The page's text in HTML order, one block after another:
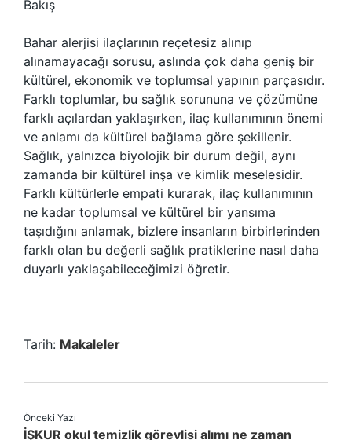
Bakış
Bahar alerjisi ilaçlarının reçetesiz alınıp
alınamayacağı sorusu, aslında çok daha geniş bir
kültürel, ekonomik ve toplumsal yapının parçasıdır.
Farklı toplumlar, bu sağlık sorununa ve çözümüne
farklı açılardan yaklaşırken, ilaç kullanımının önemi
ve anlamı da kültürel bağlama göre şekillenir.
Sağlık, yalnızca biyolojik bir durum değil, aynı
zamanda bir kültürel inşa ve kimlik meselesidir.
Farklı kültürlerle empati kurarak, ilaç kullanımının
ne kadar toplumsal ve kültürel bir yansıma
taşıdığını anlamak, bizlere insanların birbirlerinden
farklı olan bu değerli sağlık pratiklerine nasıl daha
duyarlı yaklaşabileceğimizi öğretir.
Tarih: Makaleler
Önceki Yazı
İŞKUR okul temizlik görevlisi alımı ne zaman